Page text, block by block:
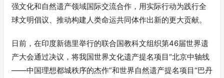
强文化和自然遗产领域国际交流合作，用实际行动为践行全
球文明倡议、推动构建人类命运共同体作出新的更大贡献。
日前，在印度新德里举行的联合国教科文组织第46届世界遗
产大会通过决议，将我国世界文化遗产提名项目“北京中轴线
——中国理想都城秩序的杰作”和世界自然遗产提名项目“巴丹